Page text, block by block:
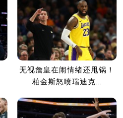
无视詹皇在闹情绪还甩锅！
柏金斯怒喷瑞迪克...